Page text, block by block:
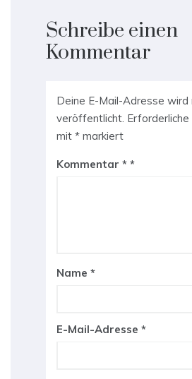
Schreibe einen
Kommentar
Deine E-Mail-Adresse wird
veröffentlicht.
mit * markiert
Kommentar *
Name *
E-Mail-Adresse *